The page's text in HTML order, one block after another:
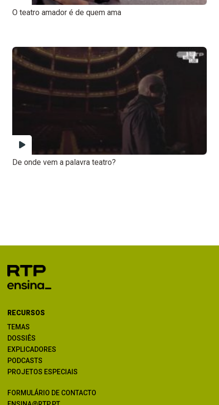
O teatro amador é de quem ama
De onde vem a palavra teatro?
RECURSOS
TEMAS
DOSSIÊS
EXPLICADORES
PODCASTS
PROJETOS ESPECIAIS
FORMULÁRIO DE CONTACTO